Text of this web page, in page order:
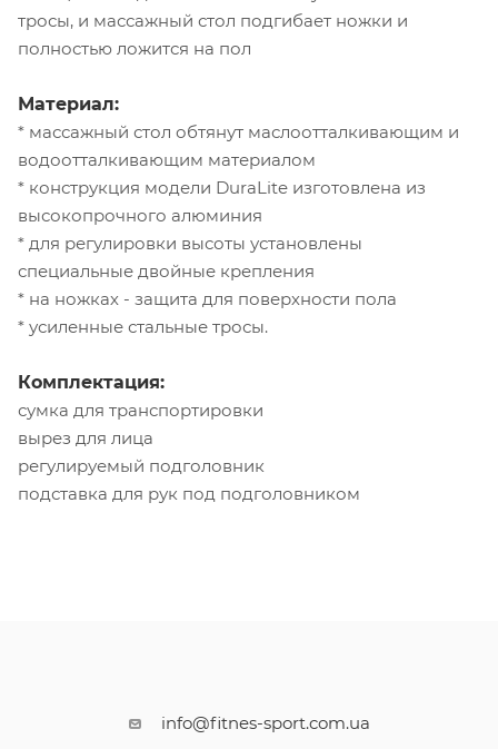
тросы, и массажный стол подгибает ножки и
полностью ложится на пол
Материал:
* массажный стол обтянут маслоотталкивающим и
водоотталкивающим материалом
* конструкция модели DuraLite изготовлена из
высокопрочного алюминия
* для регулировки высоты установлены
специальные двойные крепления
* на ножках - защита для поверхности пола
* усиленные стальные тросы.
Комплектация:
сумка для транспортировки
вырез для лица
регулируемый подголовник
подставка для рук под подголовником
info@fitnes-sport.com.ua